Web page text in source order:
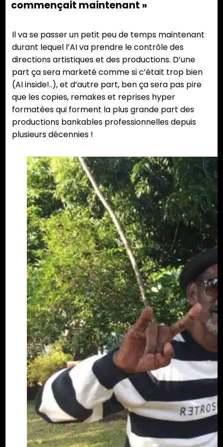
commençait maintenant »
Il va se passer un petit peu de temps maintenant
durant lequel l’AI va prendre le contrôle des
directions artistiques et des productions. D’une
part ça sera marketé comme si c’était trop bien
(AI inside!..), et d’autre part, ben ça sera pas pire
que les copies, remakes et reprises hyper
formatées qui forment la plus grande part des
productions bankables professionnelles depuis
plusieurs décennies !